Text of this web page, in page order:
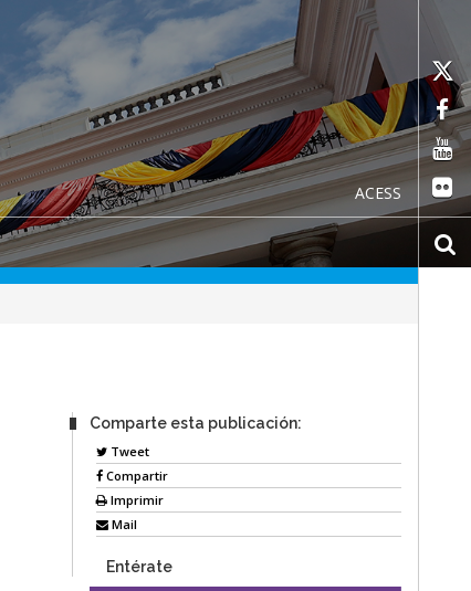
ACESS
Comparte esta publicación:
Tweet
Compartir
Imprimir
Mail
Entérate